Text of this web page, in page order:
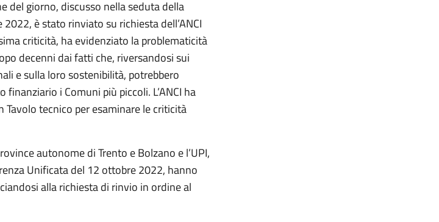
del giorno, discusso nella seduta della
è stato rinviato su richiesta dell’ANCI
criticità, ha evidenziato la problematicità
decenni dai fatti che, riversandosi sui
e sulla loro sostenibilità, potrebbero
i Comuni più piccoli. L’ANCI ha
tecnico per esaminare le criticità
autonome di Trento e Bolzano e l’UPI,
Unificata del 12 ottobre 2022, hanno
alla richiesta di rinvio in ordine al